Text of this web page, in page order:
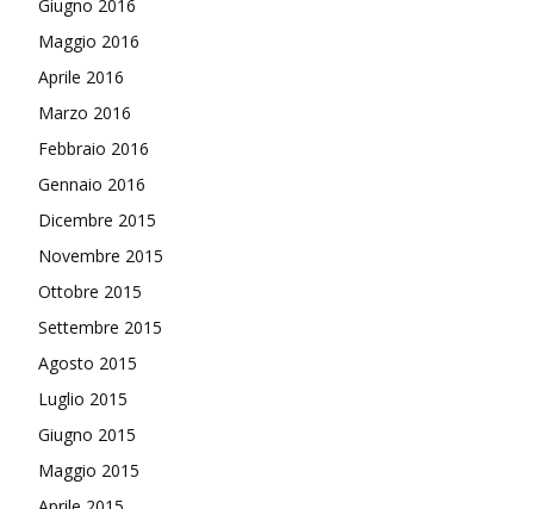
Giugno 2016
Maggio 2016
Aprile 2016
Marzo 2016
Febbraio 2016
Gennaio 2016
Dicembre 2015
Novembre 2015
Ottobre 2015
Settembre 2015
Agosto 2015
Luglio 2015
Giugno 2015
Maggio 2015